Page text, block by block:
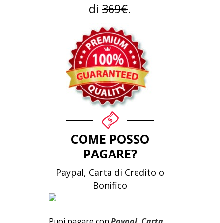
di 369€.
COME POSSO
PAGARE?
Paypal, Carta di Credito o
Bonifico